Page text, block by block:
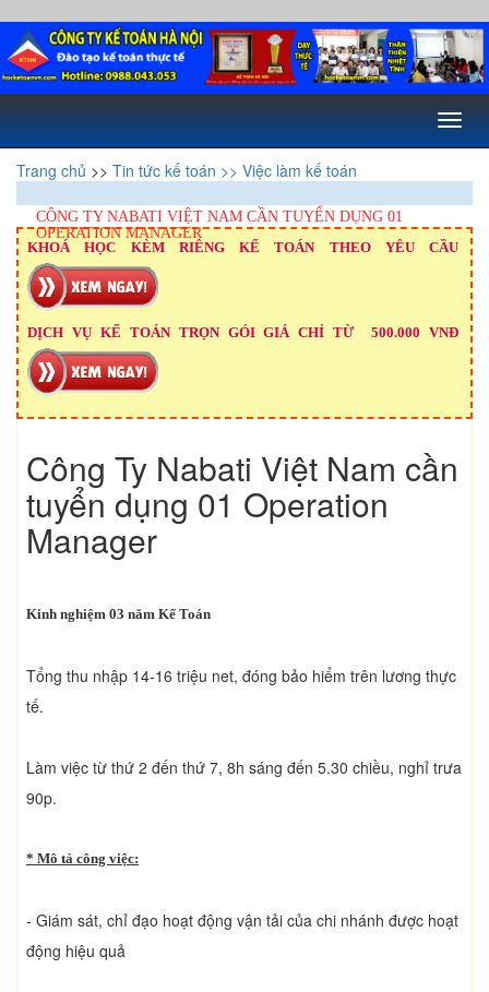
Toggle
Trang chủ >> Tin tức kế toán >> Việc làm kế toán
CÔNG TY NABATI VIỆT NAM CẦN TUYỂN DỤNG 01
OPERATION MANAGER
KHOÁ HỌC KÈM RIÊNG KẾ TOÁN THEO YÊU CẦU
DỊCH VỤ KẾ TOÁN TRỌN GÓI GIÁ CHỈ TỪ 500.000 VNĐ
Công Ty Nabati Việt Nam cần
tuyển dụng 01 Operation
Manager
Kinh nghiệm 03 năm Kế Toán
Tổng thu nhập 14-16 triệu net, đóng bảo hiểm trên lương thực
tế.
Làm việc từ thứ 2 đến thứ 7, 8h sáng đến 5.30 chiều, nghỉ trưa
90p.
* Mô tả công việc:
- Giám sát, chỉ đạo hoạt động vận tải của chi nhánh được hoạt
động hiệu quả